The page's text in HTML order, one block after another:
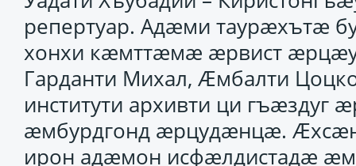
репертуар. Адӕми таурӕхътӕ
хонхи кӕмттӕмӕ ӕрвист
Гарданти Михал, Ӕмбалти
институти архивти ци
ӕмбурдгонд ӕрцудӕнцӕ.
ирон адӕмон исфӕлдистадӕ